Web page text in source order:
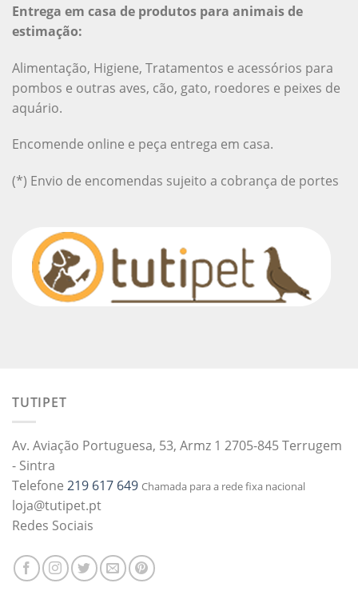
Entrega em casa de produtos para animais de
estimação:
Alimentação, Higiene, Tratamentos e acessórios para
pombos e outras aves, cão, gato, roedores e peixes de
aquário.
Encomende online e peça entrega em casa.
(*) Envio de encomendas sujeito a cobrança de portes
TUTIPET
Av. Aviação Portuguesa, 53, Armz 1 2705-845 Terrugem
- Sintra
Telefone 219 617 649 Chamada para a rede fixa nacional
loja@tutipet.pt
Redes Sociais